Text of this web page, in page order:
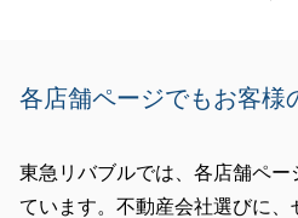
各店舗ページでもお客様
東急リバブルでは、各店舗ペ
ています。不動産会社選びに、